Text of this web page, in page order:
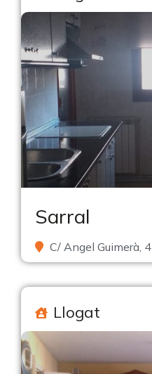
Sarral
C/ Angel Guimerà, 4
Llogat